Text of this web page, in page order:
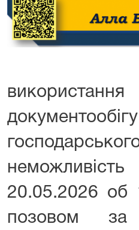
20.05.2026 об
позовом за